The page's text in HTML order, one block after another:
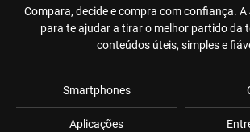
Compara, decide e compra com confiança.
para te ajudar a tirar o melhor partido da
conteúdos úteis, simples e
Smartphones
Aplicações